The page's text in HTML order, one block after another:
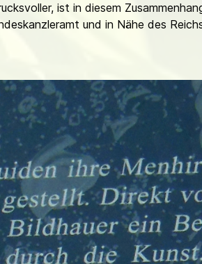
ist in diesem
und in Nähe des